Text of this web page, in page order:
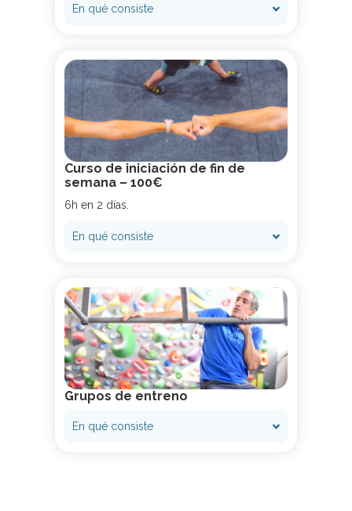
En qué consiste
Curso de iniciación de fin de
semana – 100€
6h en 2 días.
En qué consiste
Grupos de entreno
En qué consiste